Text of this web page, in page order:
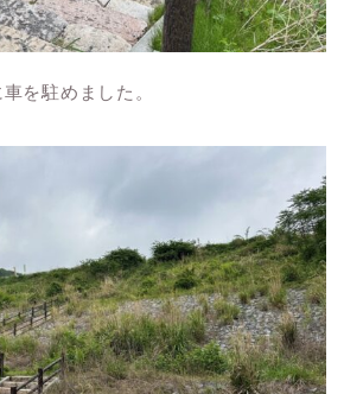
を駐めました。